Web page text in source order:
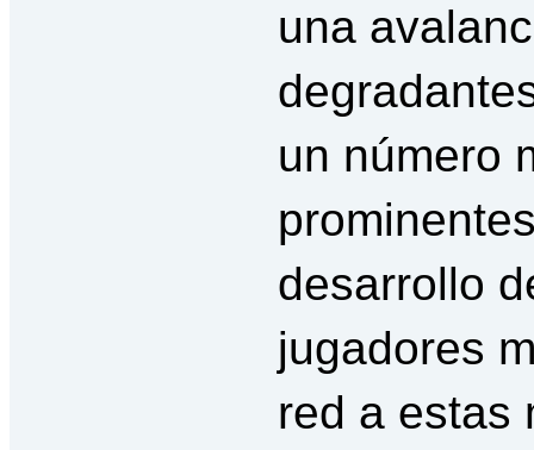
una
un número
desarrollo
jugadores
red a estas